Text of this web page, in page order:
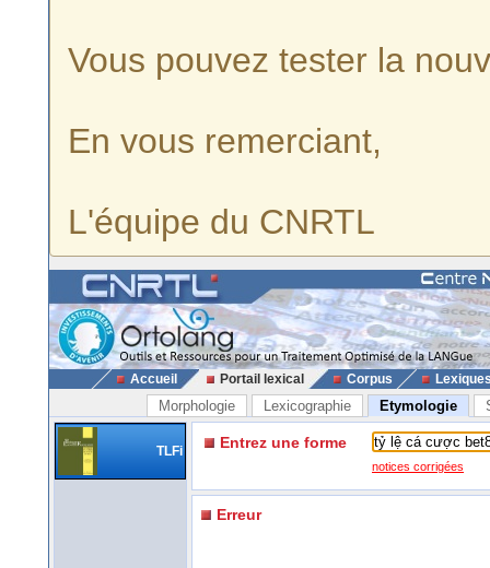
Vous pouvez tester la
En vous remerciant,
L'équipe du CNRTL
Accueil Portail lexical Corpus
Morphologie Lexicographie Etymologie
TLFi Entrez une forme
notices corrigées
Erreur